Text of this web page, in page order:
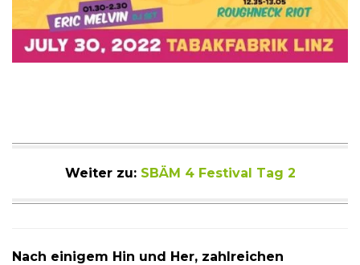
Weiter zu: SBÄM 4 Festival Tag 2
Nach einigem Hin und Her, zahlreichen